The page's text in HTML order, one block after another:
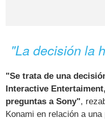
"La decisión la
"Se trata de una
Interactive
preguntas a Sony",
Konami en relación a